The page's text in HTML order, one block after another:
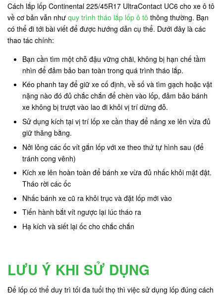
Cách lắp lốp Continental 225/45R17 UltraContact UC6 cho xe ô tô
về cơ bản vẫn như quy trình tháo lắp lốp ô tô thông thường. Bạn
có thể đi tới bài viết để được hướng dẫn cụ thể. Dưới đây là các
thao tác chính:
Bạn cần tìm một chỗ đậu vững chãi, không bị hạn chế tầm
nhìn để đảm bảo ban toàn trong quá trình tháo lắp.
Kéo phanh tay để giữ xe cố định, về số và tìm gạch hoặc vật
nặng nào đó đủ chắc chắn để chèn vào lốp, đảm bảo bánh
xe không bị trượt vào lao đi khỏi vị trí dừng đỗ.
Sử dụng kích tại vị trí lốp xe cần thay để nâng xe lên vừa đủ
giữ thăng bằng.
Nởi lỏng các ốc vít gắn lốp với xe theo thứ tự hình sau (để
tránh cong vênh)
Kích xe lên hoàn toàn để bánh xe vừa đủ nhấc khỏi mặt đật.
Tháo rời các ốc
Nhấc bánh xe cũ ra khỏi trục và đặt lốp mới vào
Tiến hành bắt vít ngược lại lúc tháo ra
Hạ kích và siết lại ốc cho chắc chắn
LƯU Ý KHI SỬ DỤNG
Để lốp có thể duy trì tối đa tuổi thọ thì việc sử dụng lốp đúng cách